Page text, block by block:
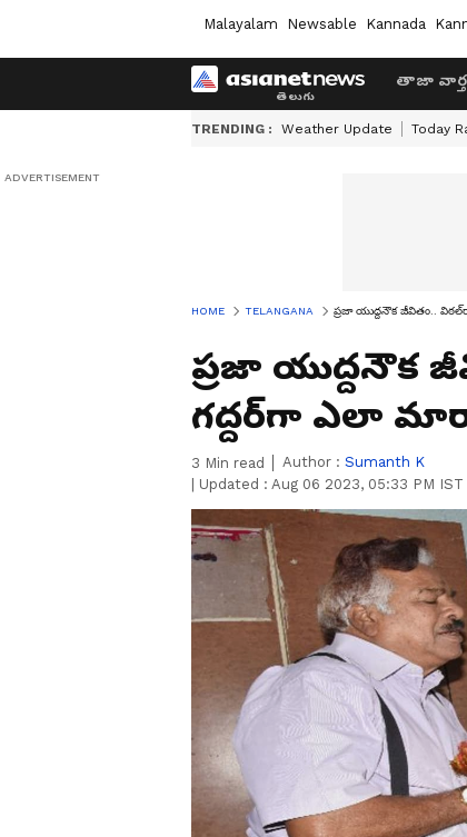
Malayalam Newsable Kannada
తాజా
TRENDING : Weather Update Today
HOME TELANGANA ప్రజా యుద్దనౌక జీవితం..
ప్రజా యుద్దనౌక
గద్దర్‌గా ఎలా
3 Min read Author : Sumanth K
Updated : Aug 06 2023, 05:33 PM IST